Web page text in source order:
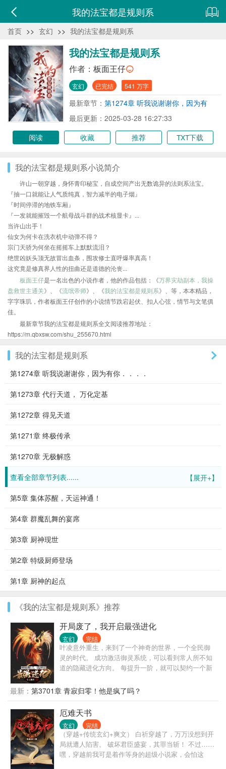
我的法宝都是规则系
首页 >> 玄幻 >> 我的法宝都是规则系
我的法宝都是规则系
作者： 板面王仔
玄幻 已完结 541 万字
最新章节： 第1274章 听我说谢谢你，因为有
你．．．．
最后更新：2025-03-28 16:27:33
阅读
收藏 推荐 TXT下载
我的法宝都是规则系小说简介
许山一朝穿越，身怀青印秘宝，自成空间产出无数诡异的法则系法宝。
『抽一口就能让人气质纯真，智力减半的电子烟』
『时间停滞的地铁车厢』
『一发就能摧毁一个航母战斗群的战术核显卡』...
当许山出手！
仙女为何卡在洗衣机中动弹不得？
宗门天骄为何坐在摇摇车上默默流泪？
绝世凶妖头顶无故冒出血条，围攻修士直呼爆率真高！
这究竟是修真界人性的扭曲还是道德的沦丧...
板面王仔是一名出色的小说作者，他的作品包括：《万界灾劫副本，我操
盘救世主通关》、《流氓帝师》、《我的法宝都是规则系》、等，本本精品，
字字珠玑，作者板面王仔创作的小说情节跌宕起伏、扣人心弦，情节与文笔俱
佳。
最新章节我的法宝都是规则系全文阅读推荐地址：
https://m.qbxsw.com/shu_255670.html
我的法宝都是规则系
第1274章 听我说谢谢你，因为有你．．．．
第1273章 代行天道， 万化定基
第1272章 得见天道
第1271章 终极传承
第1270章 无极解惑
【展开+】
查看全部章节列表......
第5章 集体苏醒，天运神通！
第4章 群魔乱舞的宴席
第3章 厨神现世
第2章 特级厨师登场
第1章 厨神的起点
《我的法宝都是规则系》推荐
开局废了，我开启最强进化
玄幻 完结
叶凌意外重生，来到了一个神奇的世界，一个全民御
灵的时代。 成功激活御灵系统，可以看到常人所不知
道的隐藏进化方向。 每提升一阶，就可以契约一个新
世人眼中，废物得不行的僵尸。 但是在觉醒系统的叶
凌眼中，自己的僵尸却是一个超级灵宠！ 他的僵尸，
不仅战力十足，而且可颜可飒！ 不仅是第一个灵宠，
之后叶凌的每一个灵宠，全都能进化为人形。
最新： 第3701章 青寂归零！他是疯了吗？
厄难天书
玄幻 完结
（穿越+传统玄幻+爽文） 白祈穿越了，万万没想到开
局就遭人陷害。 破坏君臣盛宴，其罪当斩！ 不过……
嘿，穿越前我可是着作等身的超级小说家，会怕这